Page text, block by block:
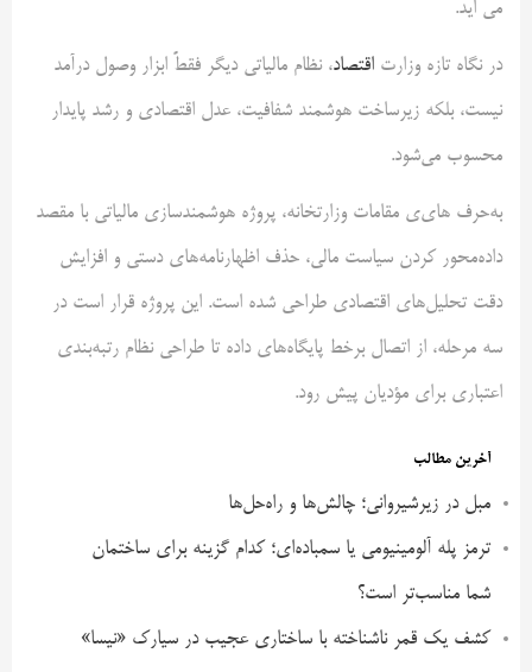
می اید.
در نگاه تازه وزارت اقتصاد، نظام مالیاتی دیگر فقطً ابزار وصول درآمد
نیست، بلکه زیرساخت هوشمند شفافیت، عدل اقتصادی و رشد پایدار
محسوب می‌شود.
به‌حرف های‌ی مقامات وزارتخانه، پروژه هوشمندسازی مالیاتی با مقصد
داده‌محور کردن سیاست مالی، حذف اظهارنامه‌های دستی و افزایش
دقت تحلیل‌های اقتصادی طراحی شده است. این پروژه قرار است در
سه مرحله، از اتصال برخط پایگاه‌های داده تا طراحی نظام رتبه‌بندی
اعتباری برای مؤدیان پیش رود.
آخرین مطالب
مبل در زیرشیروانی؛ چالش‌ها و راه‌حل‌ها
ترمز پله آلومینیومی یا سمباده‌ای؛ کدام گزینه برای ساختمان
شما مناسب‌تر است؟
کشف یک قمر ناشناخته با ساختاری عجیب در سیارک «نیسا»